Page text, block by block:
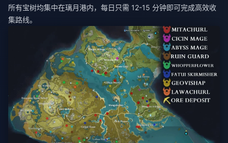
所有宝树均集中在璃月港内，每日只需 12-15 分钟即可完成高效收
集路线。